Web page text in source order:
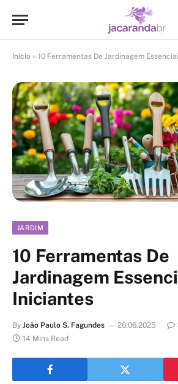
Início » 10 Ferramentas De Jardinagem
JARDIM
10 Ferramentas De
Jardinagem
Iniciantes
By João Paulo S. Fagundes 26.06.2025
14 Mins Read